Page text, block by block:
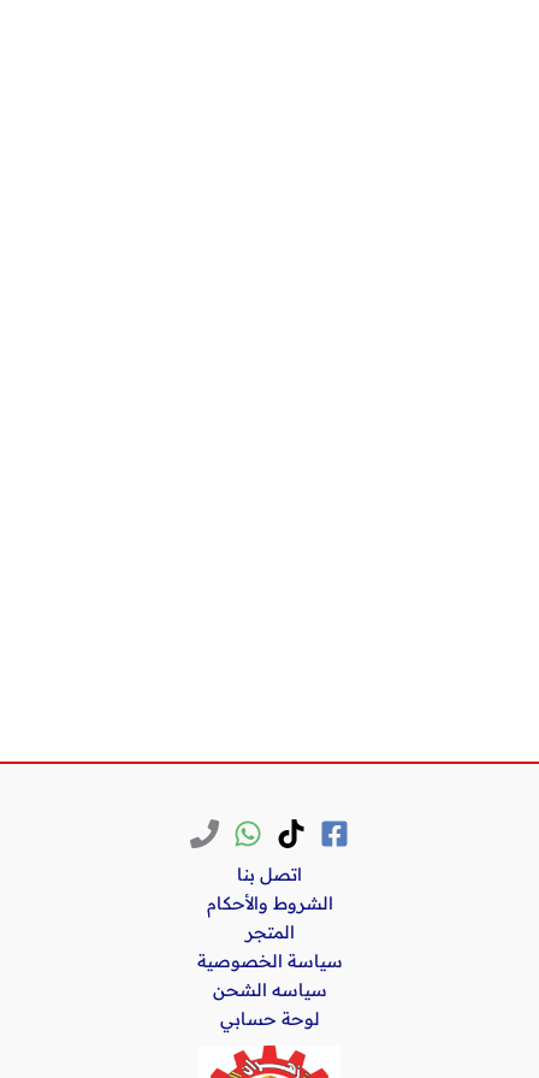
اتصل بنا
الشروط والأحكام
المتجر
سياسة الخصوصية
سياسه الشحن
لوحة حسابي